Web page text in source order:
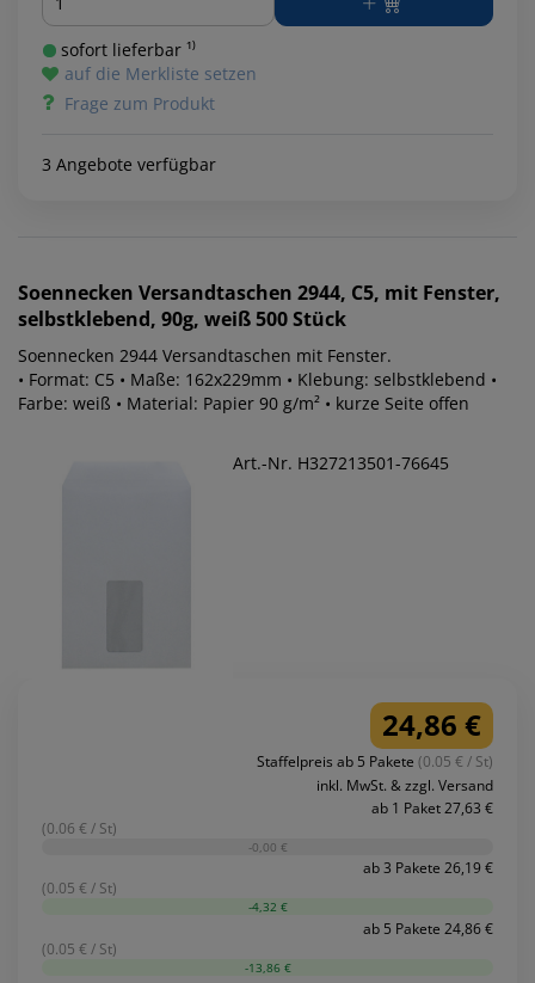
sofort lieferbar ¹⁾
auf die Merkliste setzen
Frage zum Produkt
3 Angebote verfügbar
Soennecken Versandtaschen 2944, C5, mit Fenster,
selbstklebend, 90g, weiß 500 Stück
Soennecken 2944 Versandtaschen mit Fenster.
• Format: C5 • Maße: 162x229mm • Klebung: selbstklebend •
Farbe: weiß • Material: Papier 90 g/m² • kurze Seite offen
Art.-Nr. H327213501-76645
24,86 €
Staffelpreis ab 5 Pakete (0.05 € / St)
inkl. MwSt. & zzgl. Versand
ab 1 Paket 27,63 €
(0.06 € / St)
-0,00 €
ab 3 Pakete 26,19 €
(0.05 € / St)
-4,32 €
ab 5 Pakete 24,86 €
(0.05 € / St)
-13,86 €